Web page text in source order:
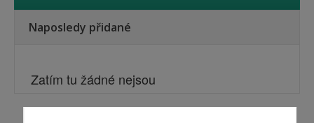
Naposledy přidané
Zatím tu žádné nejsou